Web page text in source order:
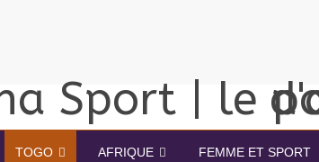
TOGO AFRIQUE FEMME ET SPORT